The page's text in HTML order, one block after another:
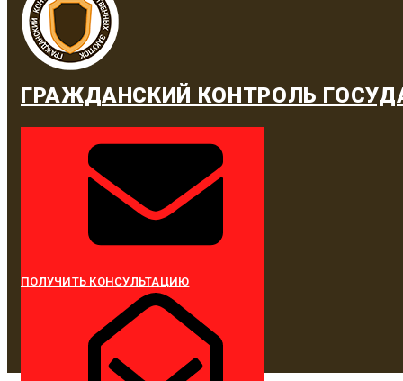
ГРАЖДАНСКИЙ КОНТРОЛЬ
ПОЛУЧИТЬ КОНСУЛЬТАЦИЮ